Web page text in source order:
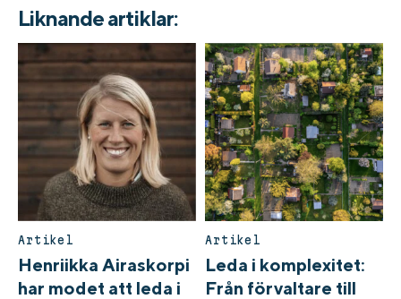
Liknande artiklar:
Artikel
Henriikka Airaskorpi
har modet att leda i
Artikel
Leda i komplexitet:
Från förvaltare till